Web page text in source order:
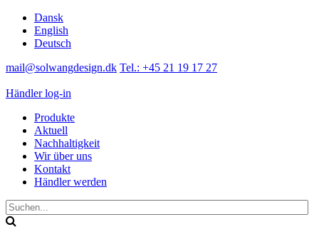
Dansk
English
Deutsch
mail@solwangdesign.dk Tel.: +45 21 19 17 27
Händler log-in
Produkte
Aktuell
Nachhaltigkeit
Wir über uns
Kontakt
Händler werden